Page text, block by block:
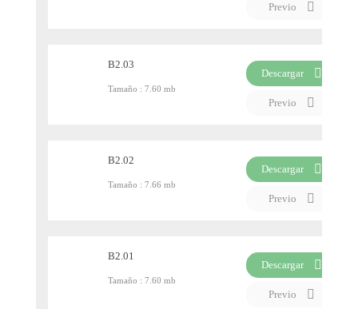
Previo
B2.03
Tamaño : 7.60 mb
Descargar
Previo
B2.02
Tamaño : 7.66 mb
Descargar
Previo
B2.01
Tamaño : 7.60 mb
Descargar
Previo